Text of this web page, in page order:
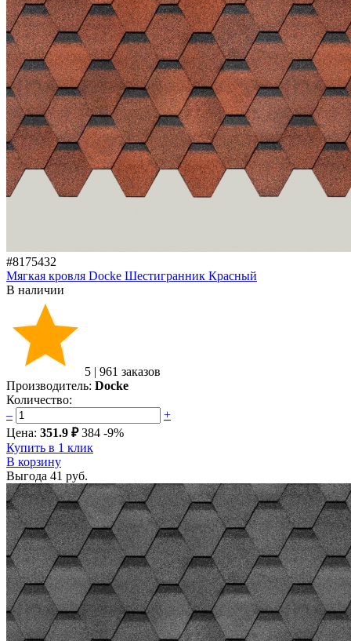
#8175432
Мягкая кровля Docke Шестигранник Красный
В наличии
5 | 961 заказов
Производитель: Docke
Количество:
–
+
Цена: 351.9 ₽ 384 -9%
Купить в 1 клик
В корзину
Выгода 41 руб.